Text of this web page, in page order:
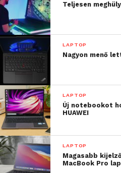
Teljesen
LAPTOP
Nagyon menő
LAPTOP
Új notebookot
HUAWEI
LAPTOP
Magasabb
MacBook Pro